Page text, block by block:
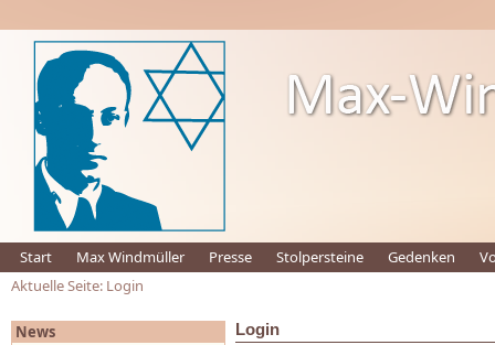
News
Start Max Windmüller Presse Stolpersteine Gedenken
Aktuelle Seite: Login
Login